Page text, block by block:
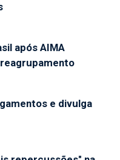
após AIMA
e divulga